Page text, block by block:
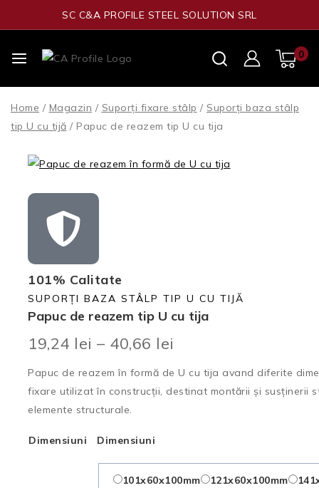
SC C&A PROFILE STEEL SOLUTION SRL
0
Home / Magazin / Suporți fixare stâlp / Suporți baza stâlp
tip U cu tijă / Papuc de reazem tip U cu tija
101% Calitate
SUPORȚI BAZA STÂLP TIP U CU TIJĂ
Papuc de reazem tip U cu tija
19,24 lei – 40,66 lei
Papuc de reazem în formă de U cu tija avand diferite
fixare utilizat în construcții, destinat montării și susținerii
elemente structurale.
Dimensiuni Dimensiuni
101x60x100mm 121x60x100mm